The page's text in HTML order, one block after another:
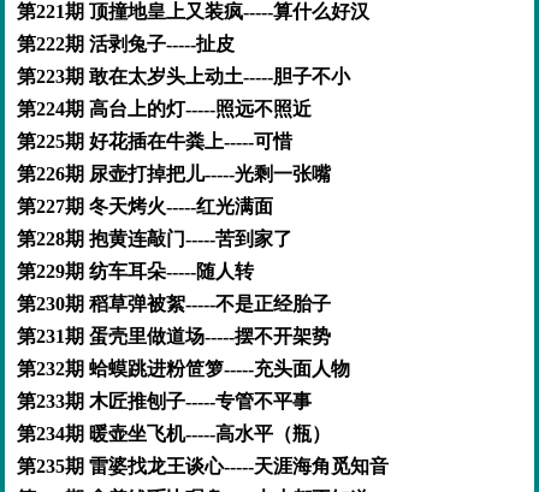
第221期 顶撞地皇上又装疯-----算什么好汉
第222期 活剥兔子-----扯皮
第223期 敢在太岁头上动土-----胆子不小
第224期 高台上的灯-----照远不照近
第225期 好花插在牛粪上-----可惜
第226期 尿壶打掉把儿-----光剩一张嘴
第227期 冬天烤火-----红光满面
第228期 抱黄连敲门-----苦到家了
第229期 纺车耳朵-----随人转
第230期 稻草弹被絮-----不是正经胎子
第231期 蛋壳里做道场-----摆不开架势
第232期 蛤蟆跳进粉笸箩-----充头面人物
第233期 木匠推刨子-----专管不平事
第234期 暖壶坐飞机-----高水平（瓶）
第235期 雷婆找龙王谈心-----天涯海角觅知音